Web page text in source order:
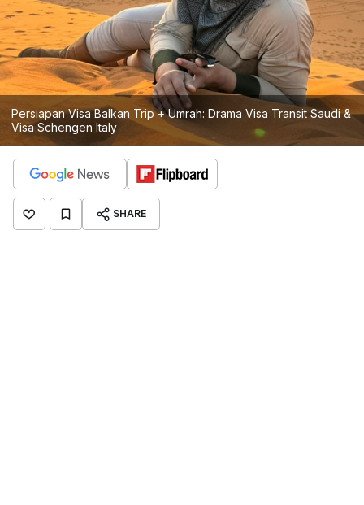
Persiapan Visa Balkan Trip + Umrah: Drama Visa Transit Saudi &
Visa Schengen Italy
SHARE